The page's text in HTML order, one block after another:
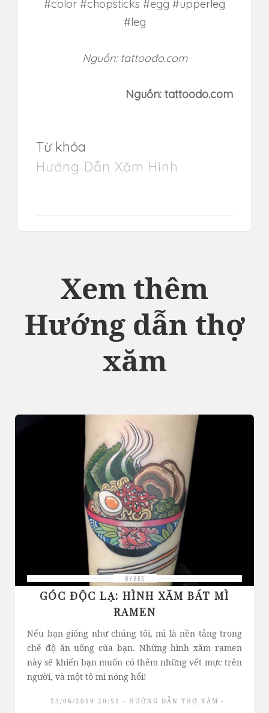
Nguồn: tattoodo.com
Nguồn: tattoodo.com
Từ khóa
Hướng Dẫn Xăm Hình
Xem thêm
Hướng dẫn thợ
xăm
BYBEE
GÓC ĐỘC LẠ: HÌNH XĂM BÁT MÌ
RAMEN
Nếu bạn giống như chúng tôi, mì là nền tảng trong
chế độ ăn uống của bạn. Những hình xăm ramen
này sẽ khiến bạn muốn có thêm những vết mực trên
người, và một tô mì nóng hổi!
23/06/2019 20:51 HƯỚNG DẪN THỢ XĂM